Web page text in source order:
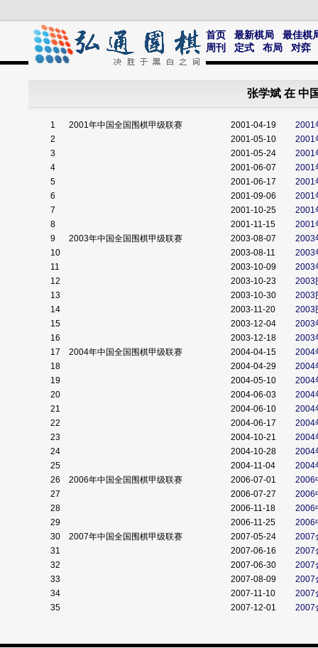
首页 最新棋局
最佳棋
周刊
定式 布局 对弈
张学斌 在 中
1 2001年中国全国围棋甲级联赛 2001-04-19
2001
2
2001-05-10
2001
3
2001-05-24
2001
4
2001-06-07
2001
5
2001-06-17
2001
6
2001-09-06
2001
7
2001-10-25
2001
8
2001-11-15
2001
9
2003年中国全国围棋甲级联赛 2003-08-07
2003
10
2003-08-11
2003
11
2003-10-09
2003
12
2003-10-23
2003
13
2003-10-30
2003
14
2003-11-20
2003
15
2003-12-04
2003
16
2003-12-18
2003
17
2004年中国全国围棋甲级联赛 2004-04-15
2004
18
2004-04-29
2004
19
2004-05-10
2004
20
2004-06-03
2004
21
2004-06-10
2004
22
2004-06-17
2004
23
2004-10-21
2004
24
2004-10-28
2004
25
2004-11-04
2004
26
2006年中国全国围棋甲级联赛 2006-07-01
2006
27
2006-07-27
2006
28
2006-11-18
2006
29
2006-11-25
2006
30
2007年中国全国围棋甲级联赛 2007-05-24
2007
31
2007-06-16
2007
32
2007-06-30
2007
33
2007-08-09
2007
34
2007-11-10
2007
35
2007-12-01 2007